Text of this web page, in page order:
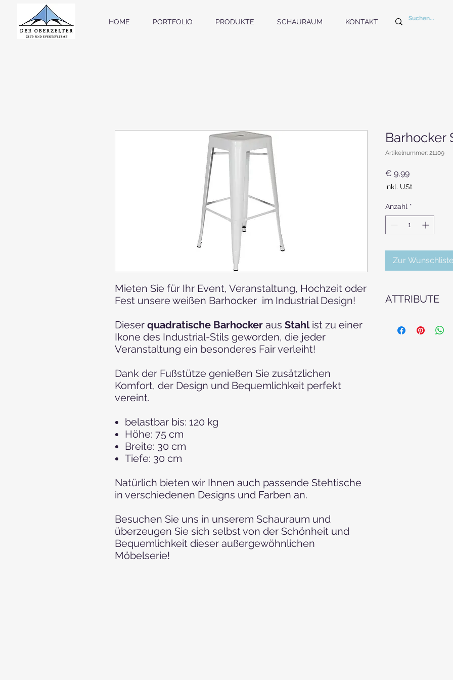
HOME PORTFOLIO PRODUKTE SCHAURAUM KONTAKT
Mieten Sie für Ihr Event, Veranstaltung, Hochzeit oder
Fest unsere weißen Barhocker im Industrial Design!
Dieser quadratische Barhocker aus Stahlist zu einer
Ikone des Industrial-Stils geworden, die jeder
Veranstaltung ein besonderes Fair verleiht!
Dank der Fußstütze genießen Sie zusätzlichen
Komfort, der Design und Bequemlichkeit perfekt
vereint.
belastbar bis: 120 kg
Höhe: 75 cm
Breite: 30 cm
Tiefe: 30 cm
Natürlich bieten wir Ihnen auch passende Stehtische
in verschiedenen Designs und Farben an.
Besuchen Sie uns in unserem Schauraum und
überzeugen Sie sich selbst von der Schönheit und
Bequemlichkeit dieser außergewöhnlichen
Möbelserie!
Barhocker
Artikelnummer: 21109
€ 9,99Preis
inkl. USt
Anzahl *
Zur
ATTRIBUTE
Outdoormöbel -